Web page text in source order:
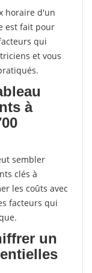
horaire d'un
est fait pour
qui
et vous
à
sembler
clés à
les coûts avec
facteurs qui
un